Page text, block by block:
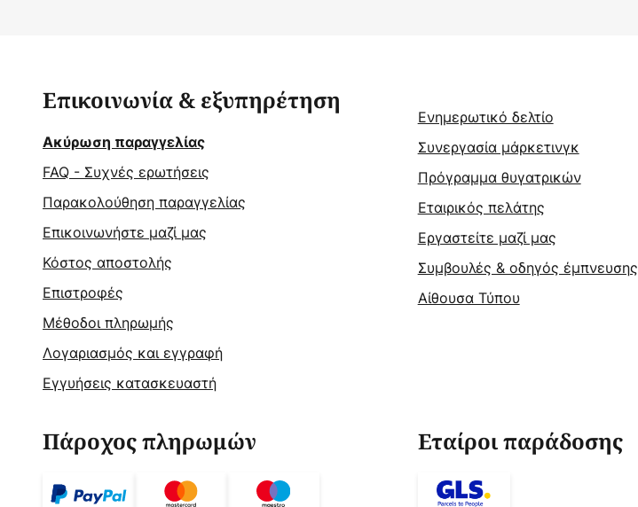
Επικοινωνία & εξυπηρέτηση
Ακύρωση παραγγελίας
FAQ - Συχνές ερωτήσεις
Παρακολούθηση παραγγελίας
Επικοινωνήστε μαζί μας
Κόστος αποστολής
Επιστροφές
Μέθοδοι πληρωμής
Λογαριασμός και εγγραφή
Εγγυήσεις κατασκευαστή
Ενημερωτικό δελτίο
Συνεργασία μάρκετινγκ
Πρόγραμμα θυγατρικών
Εταιρικός πελάτης
Εργαστείτε μαζί μας
Συμβουλές & οδηγός έμπνευσης
Αίθουσα Τύπου
Πάροχος πληρωμών Εταίροι παράδοσης